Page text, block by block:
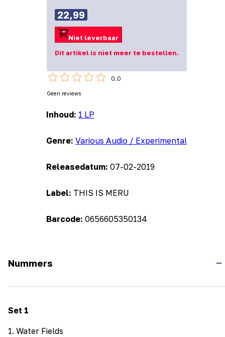
Inhoud: 1 LP
Genre: Various Audio / Experimental
Releasedatum: 07-02-2019
Label: THIS IS MERU
Barcode: 0656605350134
22,99
Niet leverbaar
Dit artikel is niet meer te bestellen.
0.0
Geen reviews
Nummers
Set 1
1. Water Fields